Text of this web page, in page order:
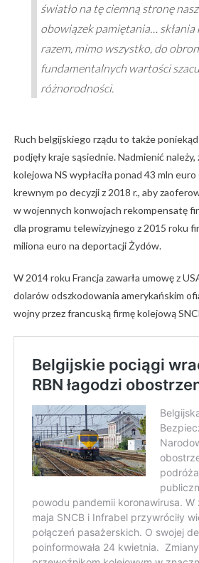
światło na tę ciemną stronę
obowiązek pamiętania… skłania
razem, mimo wszystko, do
fundamentalnych wartości
różnorodności.
Ruch belgijskiego rządu to także
podjęły kraje sąsiednie. Nadmienić
kolejowa NS wypłaciła ponad 43 mln
krewnym po decyzji z 2018 r., aby
w wojennych konwojach rekompensatę
dla programu telewizyjnego z 2015 roku
miliona euro na deportacji Żydów.
W 2014 roku Francja zawarła umowę z
dolarów odszkodowania amerykańskim
wojny przez francuską firmę kolejową